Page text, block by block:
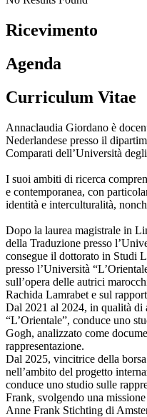
Ricevimento
Agenda
Curriculum Vitae
Annaclaudia Giordano è
Nederlandese presso il
Comparati dell’Università
I suoi ambiti di ricerca
e contemporanea, con
identità e interculturalità,
Dopo la laurea magistrale in
della Traduzione presso
consegue il dottorato in Studi
presso l’Università
sull’opera delle autrici
Rachida Lamrabet e sul
Dal 2021 al 2024, in qualità di
“L’Orientale”, conduce uno
Gogh, analizzato come
rappresentazione.
Dal 2025, vincitrice della
nell’ambito del progetto
conduce uno studio sulle
Frank, svolgendo una
Anne Frank Stichting di